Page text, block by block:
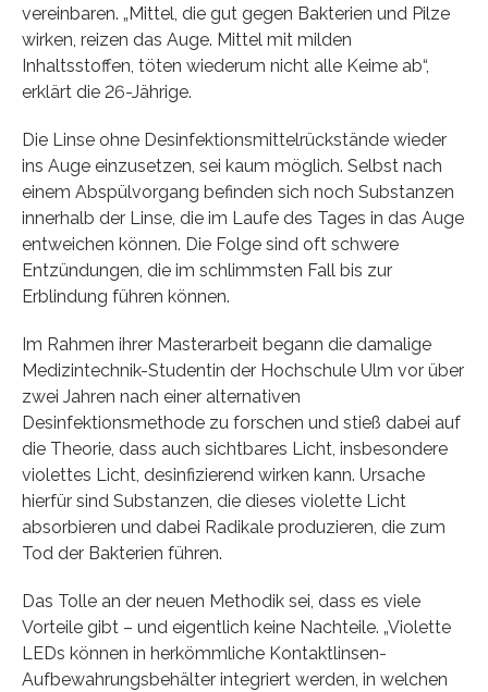
vereinbaren. „Mittel, die gut gegen Bakterien und Pilze
wirken, reizen das Auge. Mittel mit milden
Inhaltsstoffen, töten wiederum nicht alle Keime ab“,
erklärt die 26-Jährige.
Die Linse ohne Desinfektionsmittelrückstände wieder
ins Auge einzusetzen, sei kaum möglich. Selbst nach
einem Abspülvorgang befinden sich noch Substanzen
innerhalb der Linse, die im Laufe des Tages in das Auge
entweichen können. Die Folge sind oft schwere
Entzündungen, die im schlimmsten Fall bis zur
Erblindung führen können.
Im Rahmen ihrer Masterarbeit begann die damalige
Medizintechnik-Studentin der Hochschule Ulm vor über
zwei Jahren nach einer alternativen
Desinfektionsmethode zu forschen und stieß dabei auf
die Theorie, dass auch sichtbares Licht, insbesondere
violettes Licht, desinfizierend wirken kann. Ursache
hierfür sind Substanzen, die dieses violette Licht
absorbieren und dabei Radikale produzieren, die zum
Tod der Bakterien führen.
Das Tolle an der neuen Methodik sei, dass es viele
Vorteile gibt – und eigentlich keine Nachteile. „Violette
LEDs können in herkömmliche Kontaktlinsen-
Aufbewahrungsbehälter integriert werden, in welchen